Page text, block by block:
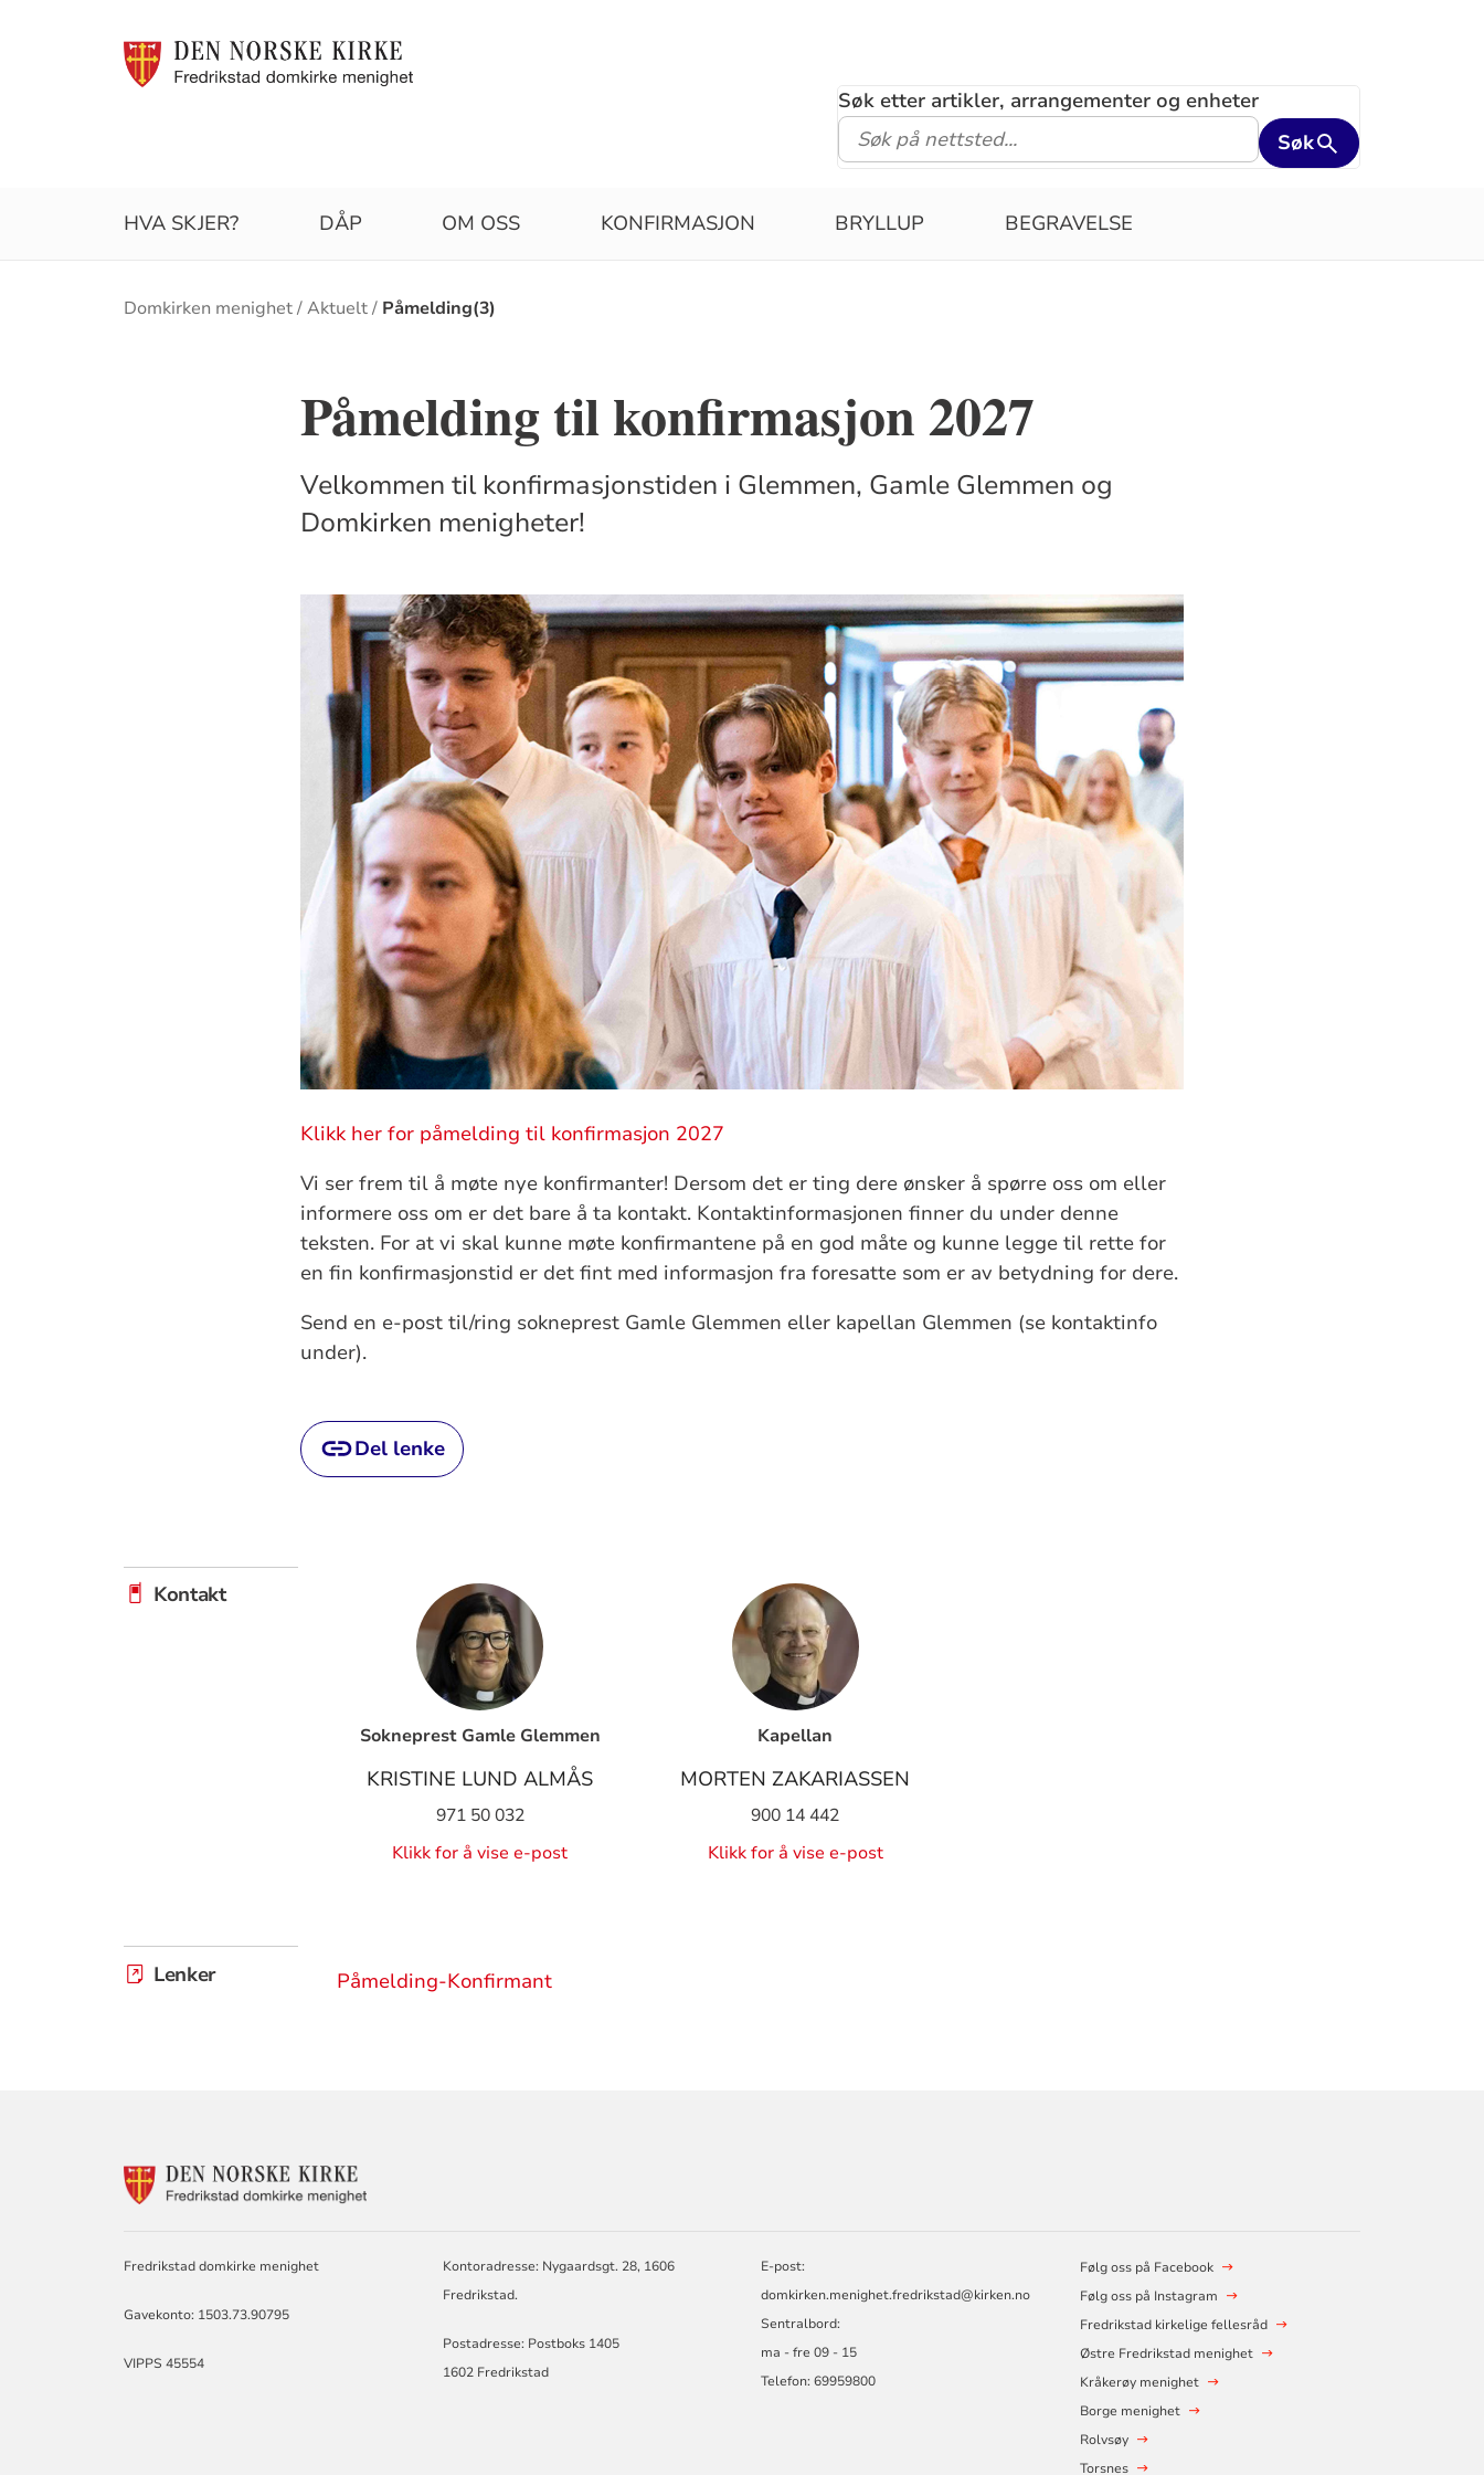
Søk etter artikler, arrangementer og enheter
Søk
HVA SKJER? DÅP OM OSS KONFIRMASJON BRYLLUP BEGRAVELSE
Brødsmulesti
Domkirken menighet Aktuelt Påmelding(3)
Påmelding til konfirmasjon 2027
Velkommen til konfirmasjonstiden i Glemmen, Gamle Glemmen og
Domkirken menigheter!
Klikk her for påmelding til konfirmasjon 2027
Vi ser frem til å møte nye konfirmanter! Dersom det er ting dere ønsker å spørre oss om eller
informere oss om er det bare å ta kontakt. Kontaktinformasjonen finner du under denne
teksten. For at vi skal kunne møte konfirmantene på en god måte og kunne legge til rette for
en fin konfirmasjonstid er det fint med informasjon fra foresatte som er av betydning for dere.
Send en e-post til/ring sokneprest Gamle Glemmen eller kapellan Glemmen (se kontaktinfo
under).
Del lenke
Kontakt
Sokneprest Gamle Glemmen
KRISTINE LUND ALMÅS
971 50 032
Klikk for å vise e-post
Kapellan
MORTEN ZAKARIASSEN
900 14 442
Klikk for å vise e-post
Lenker Påmelding-Konfirmant
FOR
Fredrikstad domkirke menighet
Gavekonto: 1503.73.90795
VIPPS 45554
Kontoradresse: Nygaardsgt. 28, 1606
Fredrikstad.
Postadresse: Postboks 1405
1602 Fredrikstad
E-post:
domkirken.menighet.fredrikstad@kirken.no
Sentralbord:
ma - fre 09 - 15
Telefon: 69959800
Følg oss på Facebook
Følg oss på Instagram
Fredrikstad kirkelige fellesråd
Østre Fredrikstad menighet
Kråkerøy menighet
Borge menighet
Rolvsøy
Torsnes